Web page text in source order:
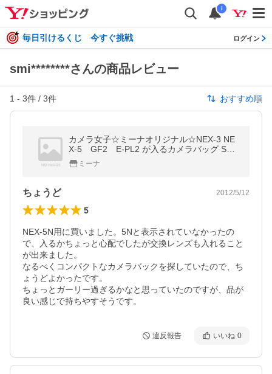
i
毎日引けるくじ 今すぐ挑戦 ログイン
smi********さんの商品レビュー
1 - 3件 / 3件 おすすめ順
カメラ女子☆ミーナオリジナル☆NEX-3 NE
X-5 GF2 E-PL2 が入るカメラバッグ Sサ
イズ/ガーリーガーデン
ミーナ
ちょうど 2012/5/12
5
NEX-5N用に買いました。5Nと表示されていなかったの
で、入るかちょっと心配でしたが交換レンズも入れること
が出来ました。
なるべくコンパクトなカメラバックを探していたので、ち
ょうどよかったです。
ちょっとガーリー過ぎるかなと思っていたのですが、品が
良い感じで持ちやすそうです。
違反報告 いいね 0